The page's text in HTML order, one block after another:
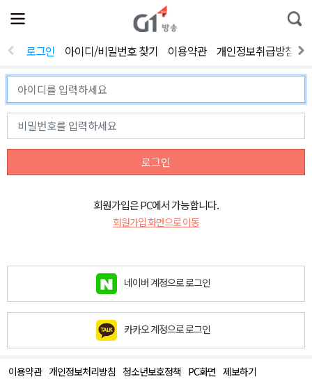
전
체
뉴
열
통
합
색
로그인 아이디/비밀번호 찾기 이용약관 개인정보취급방침
로그인
회원가입은 PC에서 가능합니다.
회원가입 화면으로 이동
네이버 계정으로 로그인
카카오 계정으로 로그인
이용약관 개인정보처리방침 청소년보호정책 PC화면 제보하기